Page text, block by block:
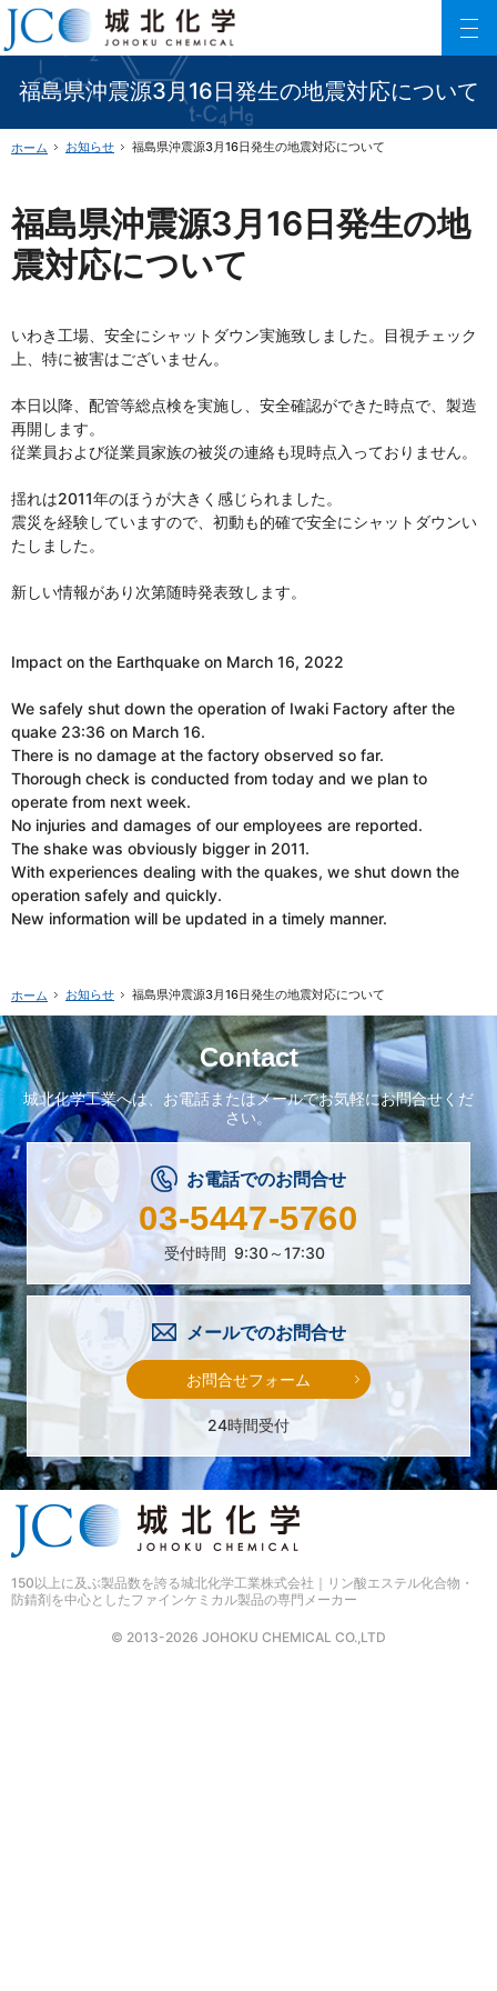
福島県沖震源3月16日発生の地震対応について
150以上に及ぶリン酸エステル化合物を利用した製品数でご要望にお応えします。
ファインケミカル製品の専門メーカー 城北化学工業株式会社
ホーム お知らせ 福島県沖震源3月16日発生の地震対応について
福島県沖震源3月16日発生の地
震対応について
いわき工場、安全にシャットダウン実施致しました。目視チェック
上、特に被害はございません。
本日以降、配管等総点検を実施し、安全確認ができた時点で、製造
再開します。
従業員および従業員家族の被災の連絡も現時点入っておりません。
揺れは2011年のほうが大きく感じられました。
震災を経験していますので、初動も的確で安全にシャットダウンい
たしました。
新しい情報があり次第随時発表致します。
Impact on the Earthquake on March 16, 2022
We safely shut down the operation of Iwaki Factory after the
quake 23:36 on March 16.
There is no damage at the factory observed so far.
Thorough check is conducted from today and we plan to
operate from next week.
No injuries and damages of our employees are reported.
The shake was obviously bigger in 2011.
With experiences dealing with the quakes, we shut down the
operation safely and quickly.
New information will be updated in a timely manner.
ホーム お知らせ 福島県沖震源3月16日発生の地震対応について
Contact
城北化学工業へは、 お電話またはメールでお気軽にお問合せくだ
さい。
お電話でのお問合せ
03-5447-5760
受付時間 9:30～17:30
メールでのお問合せ
お問合せフォーム
24時間受付
© 2013-2026 JOHOKU CHEMICAL CO.,LTD
150以上に及ぶ製品数を誇る城北化学工業株式会社｜リン酸エステル化合物・
防錆剤を中心としたファインケミカル製品の専門メーカー